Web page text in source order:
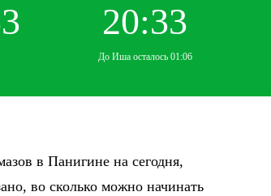
20:33
До Иша осталось 01:06
в Панигине на сегодня,
во сколько можно начинать